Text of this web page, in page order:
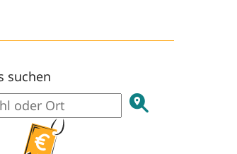
suchen